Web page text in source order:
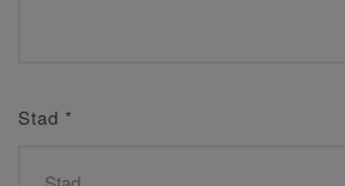
Stad *